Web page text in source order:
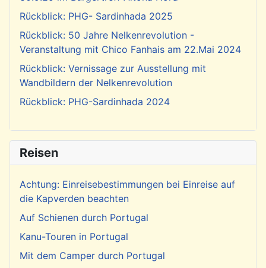
Rückblick: PHG- Sardinhada 2025
Rückblick: 50 Jahre Nelkenrevolution -
Veranstaltung mit Chico Fanhais am 22.Mai 2024
Rückblick: Vernissage zur Ausstellung mit
Wandbildern der Nelkenrevolution
Rückblick: PHG-Sardinhada 2024
Reisen
Achtung: Einreisebestimmungen bei Einreise auf
die Kapverden beachten
Auf Schienen durch Portugal
Kanu-Touren in Portugal
Mit dem Camper durch Portugal